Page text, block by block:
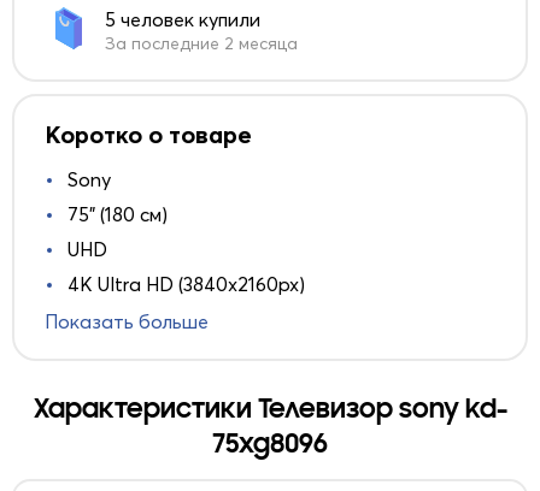
5 человек купили
За последние 2 месяца
Коротко о товаре
Sony
75" (180 см)
UHD
4K Ultra HD (3840x2160px)
Показать больше
Характеристики Телевизор sony kd-
75xg8096